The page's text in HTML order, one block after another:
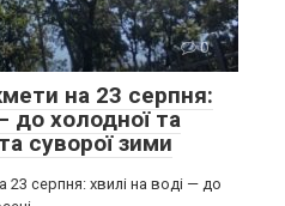
0
на 23 серпня:
до холодної та
суворої зими
23 серпня: хвилі на воді — до